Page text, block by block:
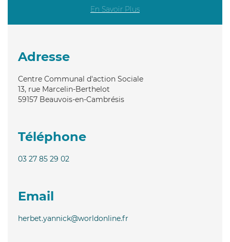
En Savoir Plus
Adresse
Centre Communal d'action Sociale
13, rue Marcelin-Berthelot
59157 Beauvois-en-Cambrésis
Téléphone
03 27 85 29 02
Email
herbet.yannick@worldonline.fr